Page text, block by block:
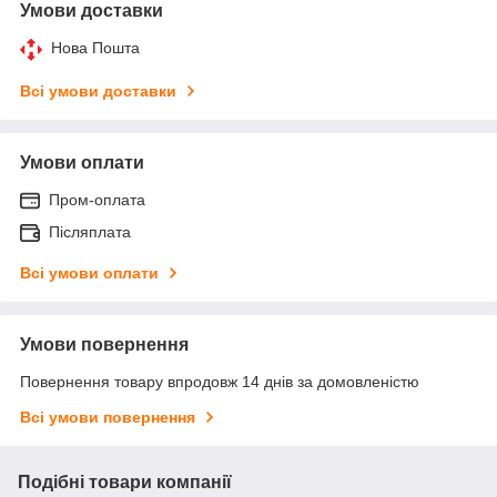
Умови доставки
Нова Пошта
Всі умови доставки
Умови оплати
Пром-оплата
Післяплата
Всі умови оплати
Умови повернення
Повернення товару впродовж 14 днів за домовленістю
Всі умови повернення
Подібні товари компанії